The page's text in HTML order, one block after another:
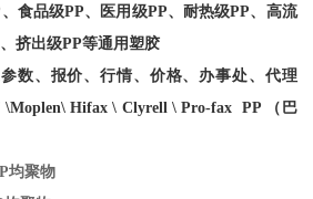
食品级PP、医用级PP、耐热级PP、高流
挤出级PP等通用塑胶
数、报价、行情、价格、办事处、代理
\Moplen\ Hifax \ Clyrell \ Pro-fax PP （巴
均聚物